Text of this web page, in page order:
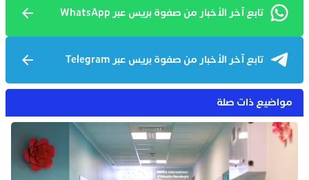
تابع آخر الأخبار من صفوة بريس عبر WhatsApp
تابع آخر الأخبار من صفوة بريس عبر Telegram
مواضيع ذات صلة